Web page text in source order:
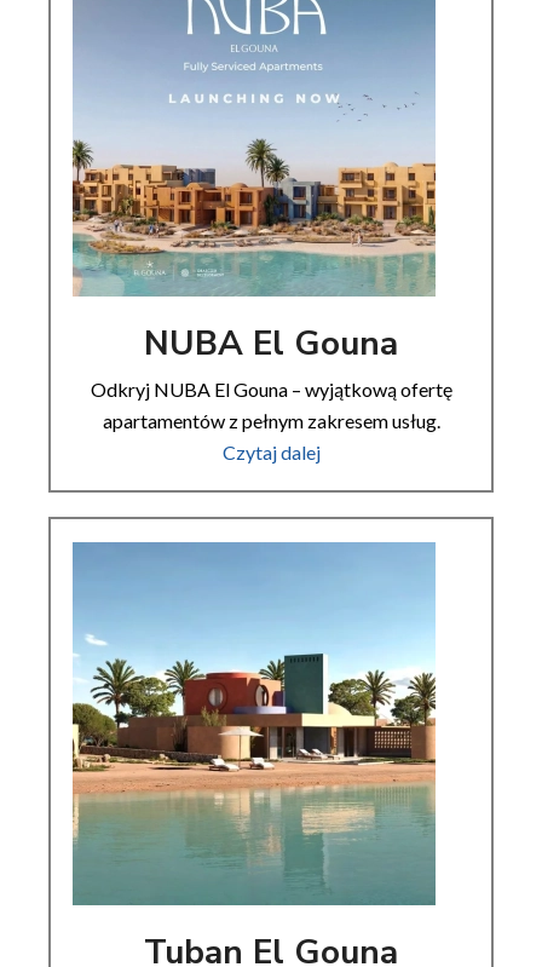
NUBA El Gouna
Odkryj NUBA El Gouna – wyjątkową ofertę
apartamentów z pełnym zakresem usług.
Czytaj dalej
Tuban El Gouna